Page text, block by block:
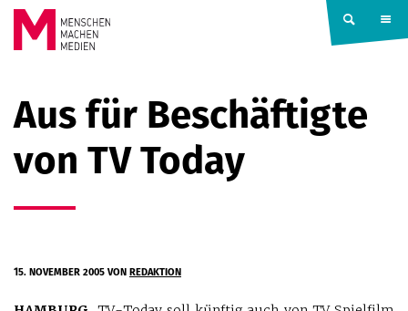
Springe zum Inhalt
MACHEN
MEDIEN
Aus für Beschäftigte
von TV Today
15. NOVEMBER 2005VONREDAKTION